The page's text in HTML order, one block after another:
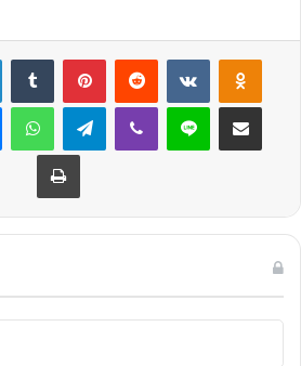
LinkedInTumblr PinterestReddit VKontakte
MessengerWhatsAppTelegramViber Line E-Posta ile
Yazdır